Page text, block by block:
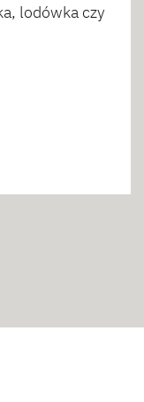
lodówka czy